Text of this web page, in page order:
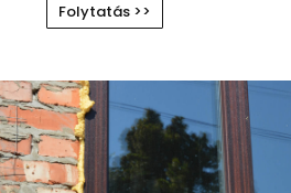
Folytatás >>